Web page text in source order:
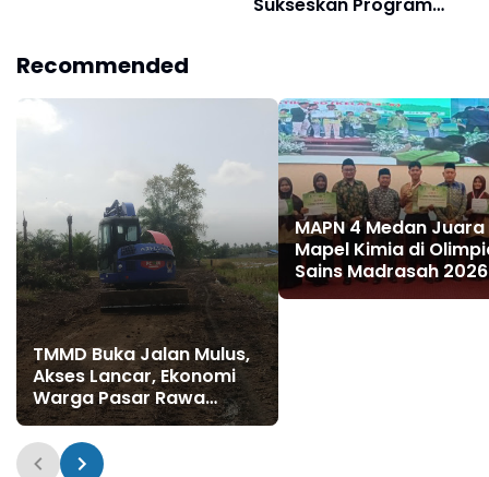
Recommended
TMMD Buka Jalan Mulus,
Akses Lancar, Ekonomi
Warga Pasar Rawa
Menggeliat
MAPN 4 Medan Juara
Mapel Kimia di
Sains Madrasah 2026